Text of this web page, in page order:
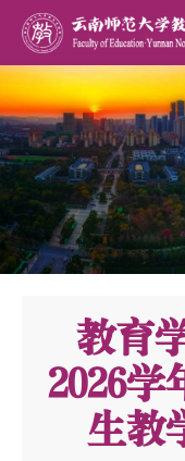
教育
2026学
生教